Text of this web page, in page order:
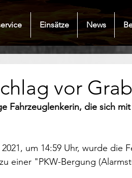
Einsätze News
vor
Fahrzeuglenkerin, die sich
um 14:59 Uhr, wurde die
einer "PKW-Bergung